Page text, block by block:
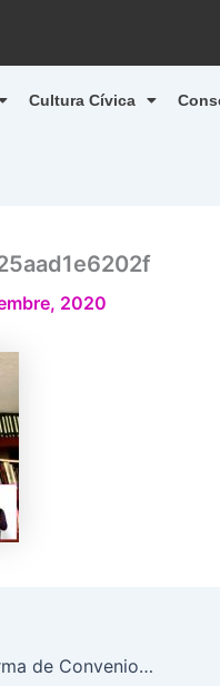
Cultura Cívica
2020
Intervención de Edmundo Jacobo, en la firma de Convenio de Colaboración Técnica, INE-Talleres Gráficos de México